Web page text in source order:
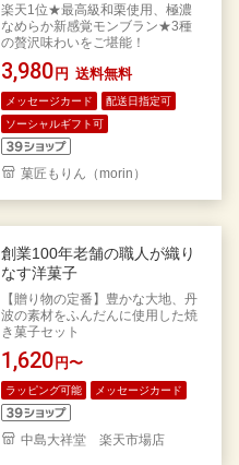
楽天1位★最高級和栗使用、極濃
なめらか新感覚モンブラン★3種
の贅沢味わいをご堪能！
3,980 円 送料無料
メッセージカード
配送日指定可
ソーシャルギフト可
菓匠もりん（morin）
創業100年老舗の職人が織り
なす洋菓子
【贈り物の定番】豊かな大地、丹
波の素材をふんだんに使用した焼
き菓子セット
1,620 円〜
ラッピング可能 メッセージカード
中島大祥堂 楽天市場店